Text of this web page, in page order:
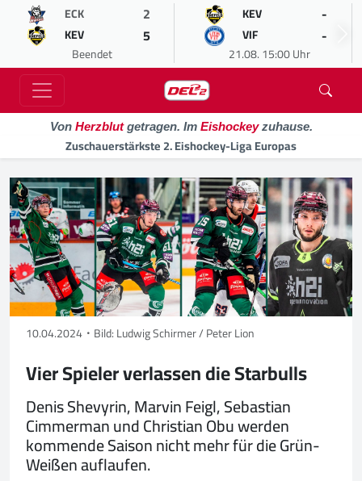
ECK 2
KEV 5
Beendet
KEV -
VIF -
21.08. 15:00 Uhr
Von Herzblutgetragen. Im Eishockeyzuhause.
Zuschauerstärkste 2. Eishockey-Liga Europas
10.04.2024 Bild: Ludwig Schirmer / Peter Lion
Vier Spieler verlassen die Starbulls
Denis Shevyrin, Marvin Feigl, Sebastian
Cimmerman und Christian Obu werden
kommende Saison nicht mehr für die Grün-
Weißen auflaufen.